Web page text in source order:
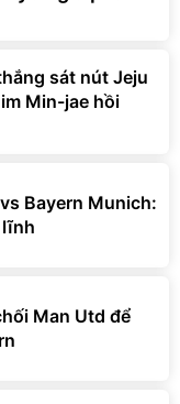
sát nút Jeju
Min-jae hồi
Bayern Munich:
lĩnh
Man Utd để